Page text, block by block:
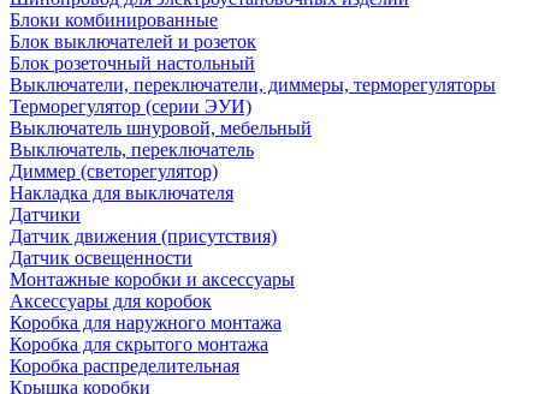
Блоки комбинированные
Блок выключателей и розеток
Блок розеточный настольный
Выключатели, переключатели, диммеры, терморегуляторы
Терморегулятор (серии ЭУИ)
Выключатель шнуровой, мебельный
Выключатель, переключатель
Диммер (светорегулятор)
Накладка для выключателя
Датчики
Датчик движения (присутствия)
Датчик освещенности
Монтажные коробки и аксессуары
Аксессуары для коробок
Коробка для наружного монтажа
Коробка для скрытого монтажа
Коробка распределительная
Крышка коробки